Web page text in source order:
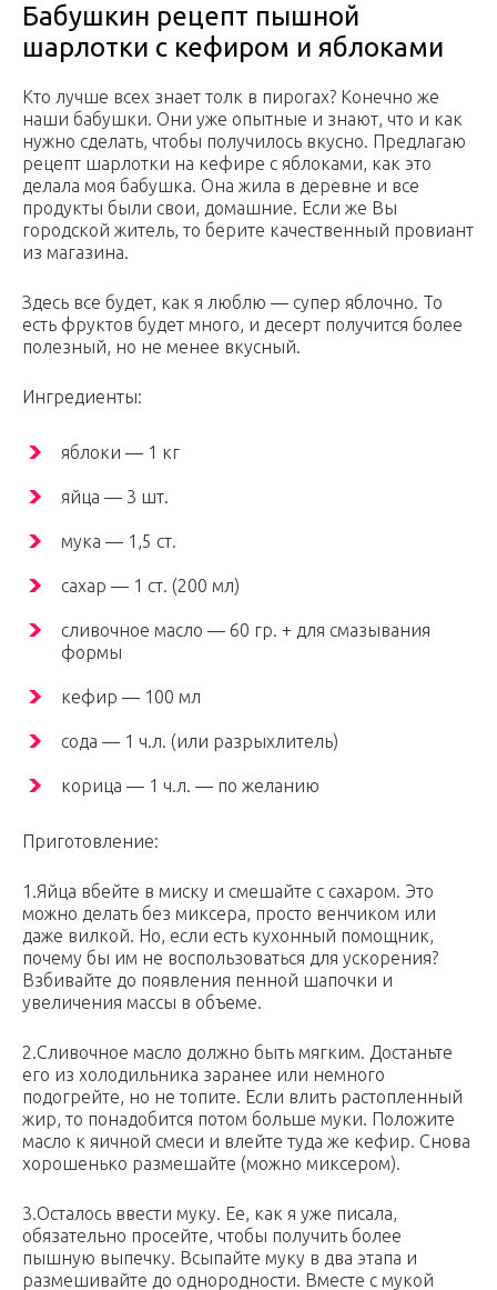
Бабушкин рецепт пышной
шарлотки с кефиром и яблоками
Кто лучше всех знает толк в пирогах? Конечно же
наши бабушки. Они уже опытные и знают, что и как
нужно сделать, чтобы получилось вкусно. Предлагаю
рецепт шарлотки на кефире с яблоками, как это
делала моя бабушка. Она жила в деревне и все
продукты были свои, домашние. Если же Вы
городской житель, то берите качественный провиант
из магазина.
Здесь все будет, как я люблю — супер яблочно. То
есть фруктов будет много, и десерт получится более
полезный, но не менее вкусный.
Ингредиенты:
яблоки — 1 кг
яйца — 3 шт.
мука — 1,5 ст.
сахар — 1 ст. (200 мл)
сливочное масло — 60 гр. + для смазывания
формы
кефир — 100 мл
сода — 1 ч.л. (или разрыхлитель)
корица — 1 ч.л. — по желанию
Приготовление:
1.Яйца вбейте в миску и смешайте с сахаром. Это
можно делать без миксера, просто венчиком или
даже вилкой. Но, если есть кухонный помощник,
почему бы им не воспользоваться для ускорения?
Взбивайте до появления пенной шапочки и
увеличения массы в объеме.
2.Сливочное масло должно быть мягким. Достаньте
его из холодильника заранее или немного
подогрейте, но не топите. Если влить растопленный
жир, то понадобится потом больше муки. Положите
масло к яичной смеси и влейте туда же кефир. Снова
хорошенько размешайте (можно миксером).
3.Осталось ввести муку. Ее, как я уже писала,
обязательно просейте, чтобы получить более
пышную выпечку. Всыпайте муку в два этапа и
размешивайте до однородности. Вместе с мукой